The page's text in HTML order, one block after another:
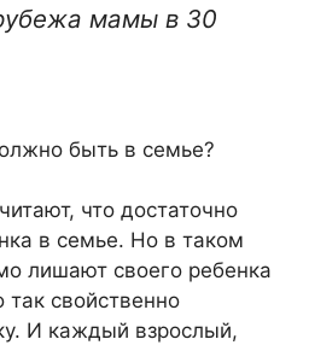
мамы в 30
быть в семье?
что достаточно
в семье. Но в таком
лишают своего ребенка
свойственно
И каждый взрослый,